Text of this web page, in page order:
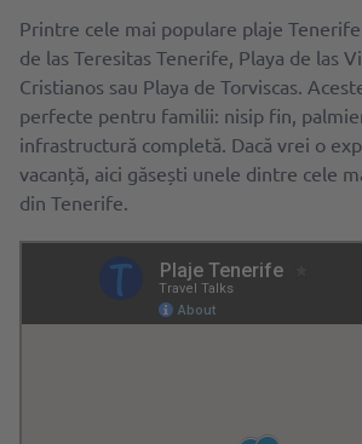
Printre cele mai populare plaje
de las Teresitas Tenerife, Playa de las
Cristianos sau Playa de Torviscas.
perfecte pentru familii: nisip fin,
infrastructură completă. Dacă vrei o
vacanță, aici găsești unele dintre cele
din Tenerife.